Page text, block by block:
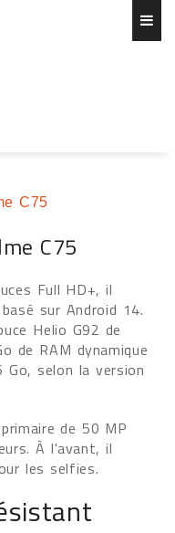
C75
C75
Full HD+, il
sur Android 14.
Helio G92 de
de RAM dynamique
selon la version
de 50 MP
À l'avant, il
les selfies.